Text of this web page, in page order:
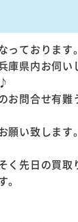
っております。
庫県内お伺い
お問合せ有難
願い致します。
く先日の買取